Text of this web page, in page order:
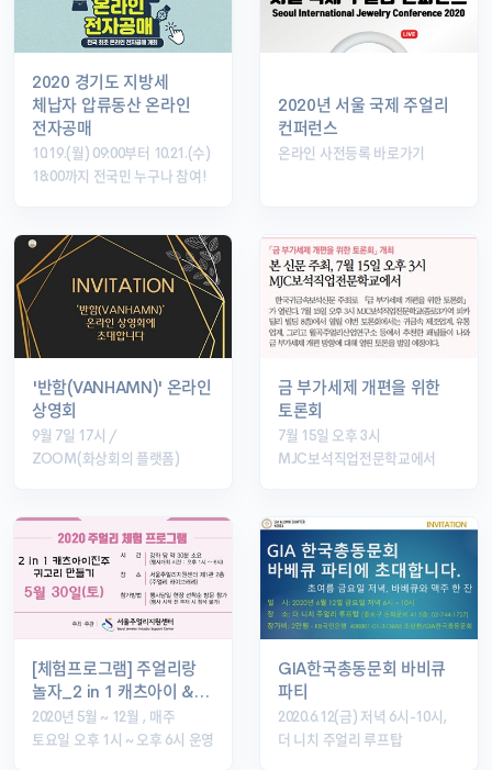
2020 경기도 지방세
체납자 압류동산 온라인
전자공매
10.19.(월) 09:00부터 10.21.(수)
18:00까지 전국민 누구나 참여!
2020년 서울 국제 주얼리
컨퍼런스
온라인 사전등록 바로가기
'반함(VANHAMN)' 온라인
상영회
9월 7일 17시 /
ZOOM(화상회의 플랫폼)
금 부가세제 개편을 위한
토론회
7월 15일 오후 3시
MJC보석직업전문학교에서
[체험프로그램] 주얼리랑
놀자_2 in 1 캐츠아이 &…
2020년 5월 ~ 12월 , 매주
토요일 오후 1시 ~ 오후 6시 운영
GIA한국총동문회 바비큐
파티
2020.6.12(금) 저녁 6시-10시,
더 니치 주얼리 루프탑